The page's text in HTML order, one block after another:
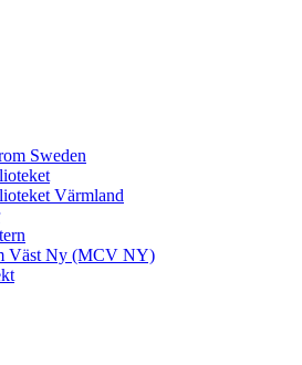
Sweden
Värmland
Väst Ny (MCV NY)